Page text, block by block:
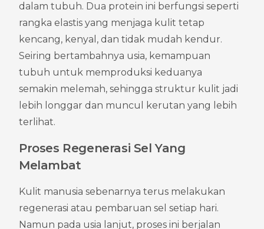
dalam tubuh. Dua protein ini berfungsi seperti
rangka elastis yang menjaga kulit tetap
kencang, kenyal, dan tidak mudah kendur.
Seiring bertambahnya usia, kemampuan
tubuh untuk memproduksi keduanya
semakin melemah, sehingga struktur kulit jadi
lebih longgar dan muncul kerutan yang lebih
terlihat.
Proses Regenerasi Sel Yang
Melambat
Kulit manusia sebenarnya terus melakukan
regenerasi atau pembaruan sel setiap hari.
Namun pada usia lanjut, proses ini berjalan